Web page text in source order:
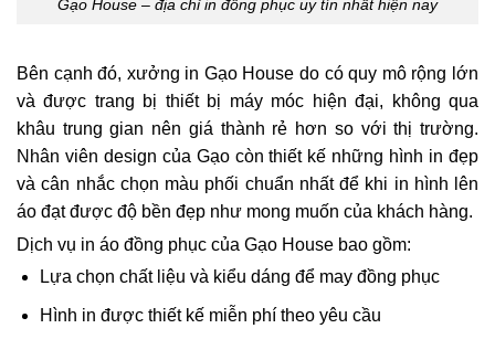
Gạo House – địa chỉ in đồng phục uy tín nhất hiện nay
Bên cạnh đó, xưởng in Gạo House do có quy mô rộng lớn
và được trang bị thiết bị máy móc hiện đại, không qua
khâu trung gian nên giá thành rẻ hơn so với thị trường.
N hân viên design của Gạo còn thiết kế những hình in đẹp
và cân nhắc chọn màu phối chuẩn nhất để khi in hình lên
áo đạt được độ bền đẹp như mong muốn của khách hàng.
Dịch vụ in áo đồng phục của Gạo House bao gồm:
Lựa chọn chất liệu và kiểu dáng để may đồng phục
Hình in được thiết kế miễn phí theo yêu cầu